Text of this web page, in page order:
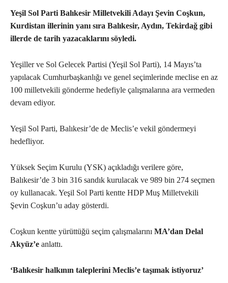
Yeşil Sol Parti Balıkesir Milletvekili Adayı Şevin Coşkun,
Kurdistan illerinin yanı sıra Balıkesir, Aydın, Tekirdağ gibi
illerde de tarih yazacaklarını söyledi.
Yeşiller ve Sol Gelecek Partisi (Yeşil Sol Parti), 14 Mayıs’ta
yapılacak Cumhurbaşkanlığı ve genel seçimlerinde meclise en az
100 milletvekili gönderme hedefiyle çalışmalarına ara vermeden
devam ediyor.
Yeşil Sol Parti, Balıkesir’de de Meclis’e vekil göndermeyi
hedefliyor.
Yüksek Seçim Kurulu (YSK) açıkladığı verilere göre,
Balıkesir’de 3 bin 316 sandık kurulacak ve 989 bin 274 seçmen
oy kullanacak. Yeşil Sol Parti kentte HDP Muş Milletvekili
Şevin Coşkun’u aday gösterdi.
Coşkun kentte yürüttüğü seçim çalışmalarını MA’dan Delal
Akyüz’e anlattı.
‘Balıkesir halkının taleplerini Meclis’e taşımak istiyoruz’